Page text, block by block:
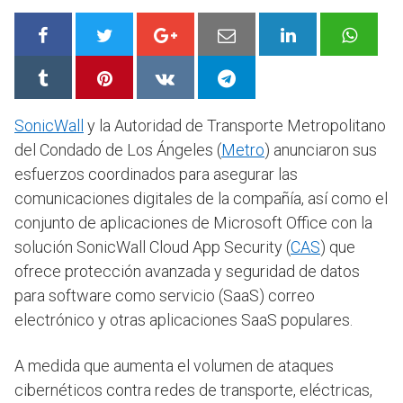
SonicWall y la Autoridad de Transporte Metropolitano
del Condado de Los Ángeles (Metro) anunciaron sus
esfuerzos coordinados para asegurar las
comunicaciones digitales de la compañía, así como el
conjunto de aplicaciones de Microsoft Office con la
solución SonicWall Cloud App Security (CAS) que
ofrece protección avanzada y seguridad de datos
para software como servicio (SaaS) correo
electrónico y otras aplicaciones SaaS populares.
A medida que aumenta el volumen de ataques
cibernéticos contra redes de transporte, eléctricas,